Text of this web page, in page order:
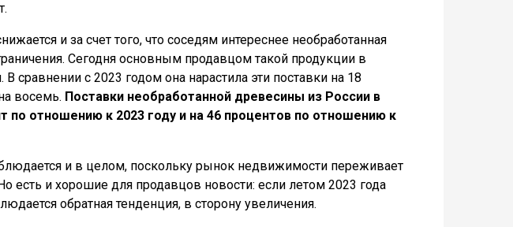
и за счет того, что соседям интереснее необработанная
Сегодня основным продавцом такой продукции в
сравнении с 2023 годом она нарастила эти поставки на 18
восемь. Поставки необработанной древесины из России в
по отношению к 2023 году и на 46 процентов по отношению к
и в целом, поскольку рынок недвижимости переживает
и хорошие для продавцов новости: если летом 2023 года
обратная тенденция, в сторону увеличения.